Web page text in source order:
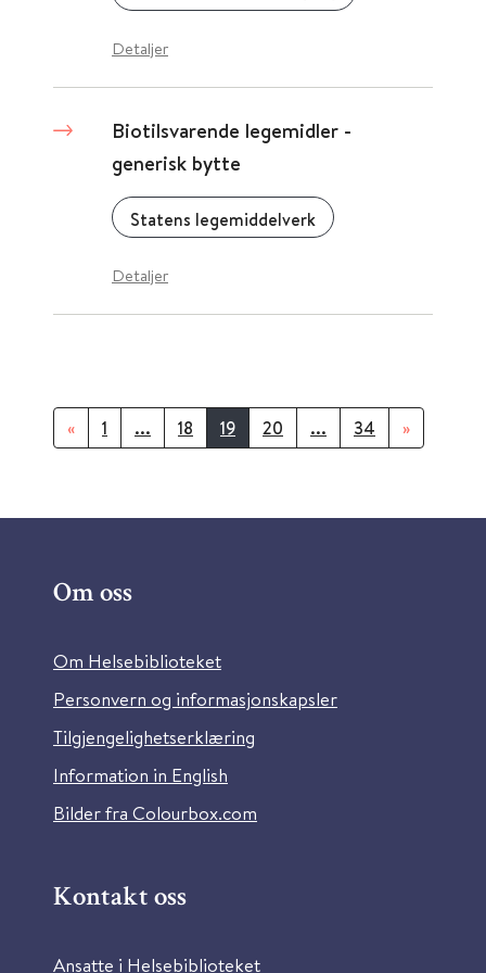
Detaljer
Biotilsvarende legemidler -
generisk bytte
Statens legemiddelverk
Detaljer
« 1 ... 18 19 20 ... 34 »
Om oss
Om Helsebiblioteket
Personvern og informasjonskapsler
Tilgjengelighetserklæring
Information in English
Bilder fra Colourbox.com
Kontakt oss
Ansatte i Helsebiblioteket